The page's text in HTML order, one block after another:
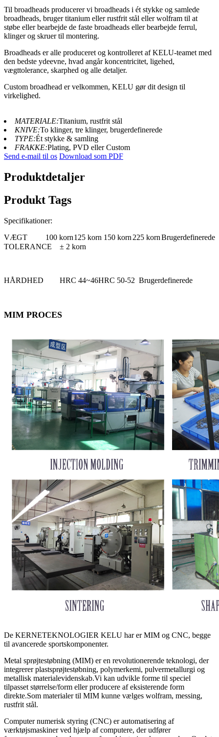
Til broadheads producerer vi broadheads i ét stykke og samlede
broadheads, bruger titanium eller rustfrit stål eller wolfram til at
støbe eller bearbejde de faste broadheads eller bearbejde ferrul,
klinger og skruer til montering.
Broadheads er alle produceret og kontrolleret af KELU-teamet med
den bedste ydeevne, hvad angår koncentricitet, ligehed,
vægttolerance, skarphed og alle detaljer.
Custom broadhead er velkommen, KELU gør dit design til
virkelighed.
MATERIALE:Titanium, rustfrit stål
KNIVE:To klinger, tre klinger, brugerdefinerede
TYPE:Ét stykke & samling
FRAKKE:Plating, PVD eller Custom
Send e-mail til os Download som PDF
Produktdetaljer
Produkt Tags
Specifikationer:
VÆGT
100 korn125 korn 150 korn 225 kornBrugerdefinerede
TOLERANCE
± 2 korn
HÅRDHED HRC 44~46HRC 50-52 Brugerdefinerede
MIM PROCES
De KERNETEKNOLOGIER KELU har er MIM og CNC, begge
til avancerede sportskomponenter.
Metal sprøjtestøbning (MIM) er en revolutionerende teknologi, der
integrerer plastsprøjtestøbning, polymerkemi, pulvermetallurgi og
metallisk materialevidenskab.Vi kan udvikle forme til speciel
tilpasset størrelse/form eller producere af eksisterende form
direkte.Som materialer til MIM kunne vælges wolfram, messing,
rustfrit stål.
Computer numerisk styring (CNC) er automatisering af
værktøjsmaskiner ved hjælp af computere, der udfører